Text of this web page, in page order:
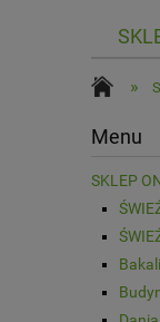
»
Menu
SKLEP